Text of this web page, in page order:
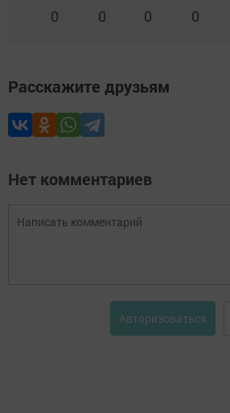
0 0 0 0
Расскажите друзьям
Нет комментариев
Авторизоваться